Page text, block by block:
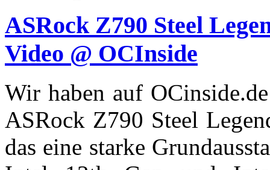
ASRock Z790 Steel
Video @ OCInside
Wir haben auf
ASRock Z790 Steel
das eine starke